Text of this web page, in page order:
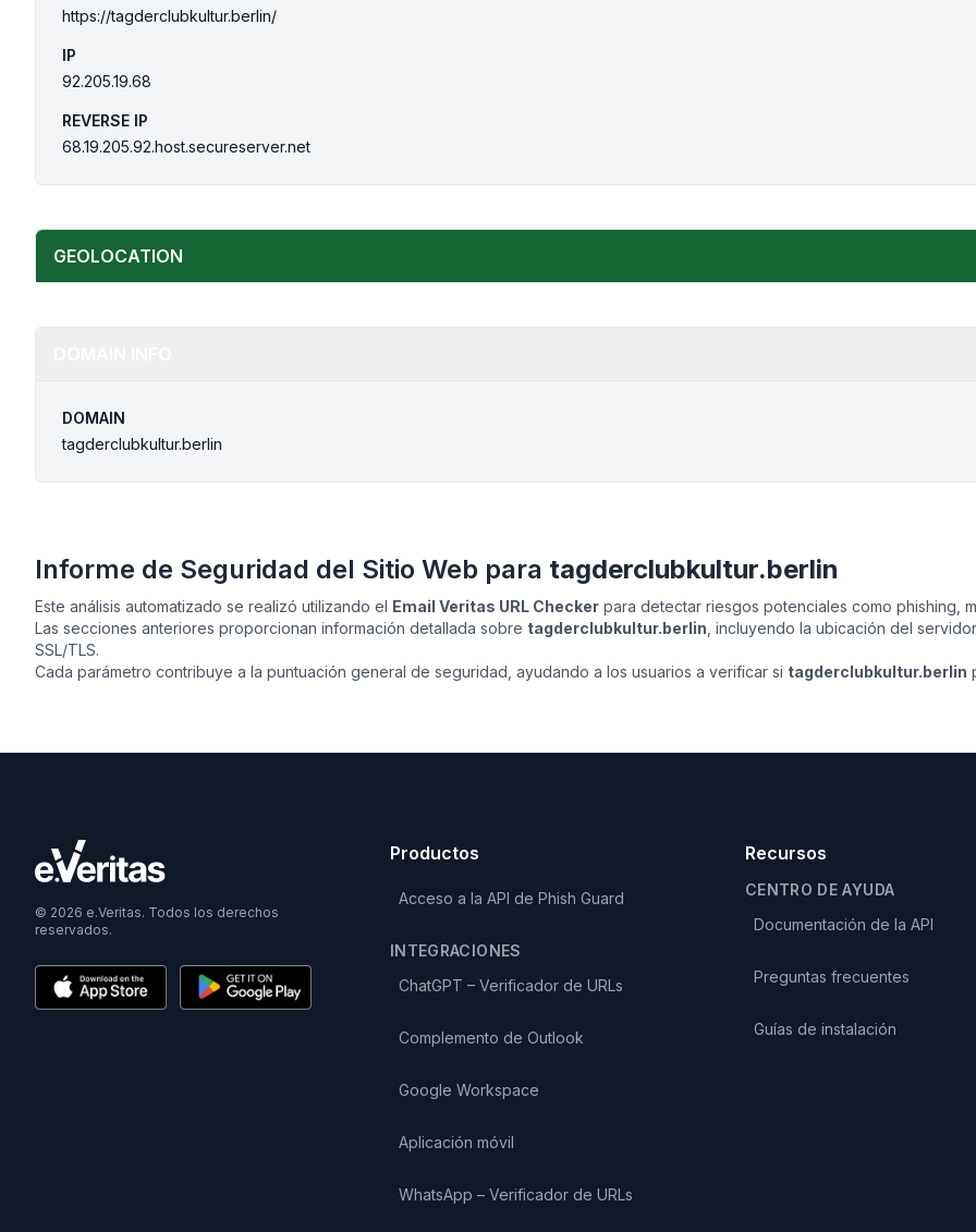
https://tagderclubkultur.berlin/
IP
92.205.19.68
REVERSE IP
68.19.205.92.host.secureserver.net
GEOLOCATION
DOMAIN
tagderclubkultur.berlin
Informe de Seguridad del Sitio Web para tagderclubkultur.berlin
Este análisis automatizado se realizó utilizando el Email Veritas URL Checker para detectar riesgos potenciales como phishing,
Las secciones anteriores proporcionan información detallada sobre tagderclubkultur.berlin , incluyendo la ubicación del
SSL/TLS.
Cada parámetro contribuye a la puntuación general de seguridad, ayudando a los usuarios a verificar si tagderclubkultur.berlin
© 2026 e.Veritas. Todos los derechos
reservados.
Productos
Acceso a la API de Phish Guard
INTEGRACIONES
ChatGPT – Verificador de URLs
Complemento de Outlook
Google Workspace
Aplicación móvil
WhatsApp – Verificador de URLs
Recursos
CENTRO DE AYUDA
Documentación de la API
Preguntas frecuentes
Guías de instalación